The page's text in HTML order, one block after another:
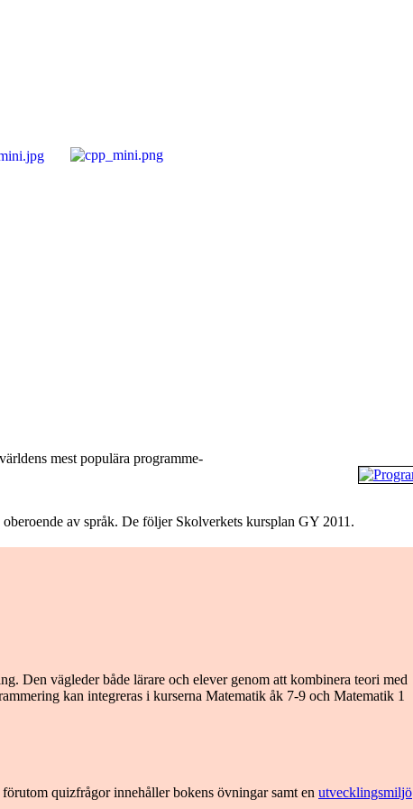
mest populära programme-
av språk. De följer Skolverkets kursplan GY 2011.
Den vägleder både lärare och elever genom att kombinera teori med
kan integreras i kurserna Matematik åk 7-9 och Matematik 1
quizfrågor innehåller bokens övningar samt en utvecklingsmiljö